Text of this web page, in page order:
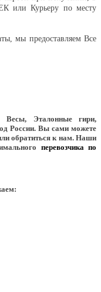
или Курьеру по месту
мы предоставляем Все
Эталонные гири,
России. Вы сами можете
обратиться к нам. Наши
перевозчика по